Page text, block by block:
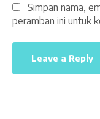
Simpan nama,
peramban ini untuk